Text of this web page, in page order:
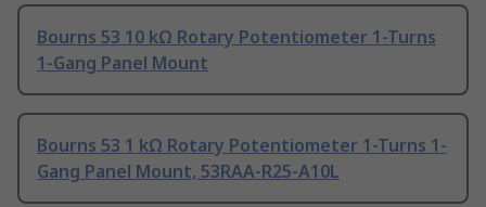
Bourns 53 10 kΩ Rotary Potentiometer 1-Turns
1-Gang Panel Mount
Bourns 53 1 kΩ Rotary Potentiometer 1-Turns 1-
Gang Panel Mount, 53RAA-R25-A10L